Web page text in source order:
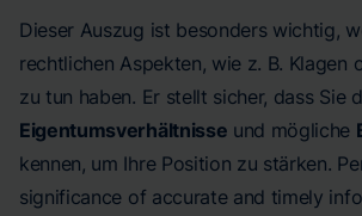
Dieser Auszug ist besonders wichtig,
rechtlichen Aspekten, wie z. B. Klagen
zu tun haben. Er stellt sicher, dass Sie
Eigentumsverhältnisse und mögliche
kennen, um Ihre Position zu stärken.
significance of accurate and timely